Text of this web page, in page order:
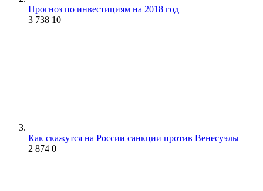
Прогноз по инвестициям на 2018 год
3 738 10
Как скажутся на России санкции против Венесуэлы
2 874 0